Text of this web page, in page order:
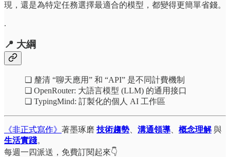
現，還是為特定任務選擇最適合的模型，都變得更簡單省錢。
.
📍 大綱
❏ 釐清 “聊天應用” 和 “API” 是不同計費機制
❏ OpenRouter: 大語言模型 (LLM) 的通用接口
❏ TypingMind: 訂製化的個人 AI 工作區
《非正式寫作》 著墨琢磨 技術趨勢 溝通領導 概念理解 與
生活實踐。
每週一四派送，免費訂閱起來👇